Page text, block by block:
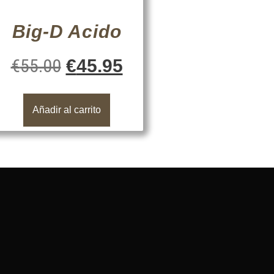
Big-D Acido
€55.00 €45.95
Añadir al carrito